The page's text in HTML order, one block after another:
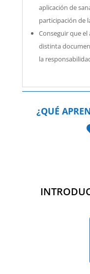
aplicación de
participación de
Conseguir que
distinta
la
¿QUÉ